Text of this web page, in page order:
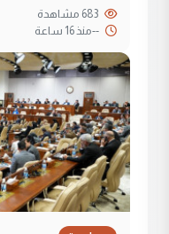
--منذ 16 ساعة